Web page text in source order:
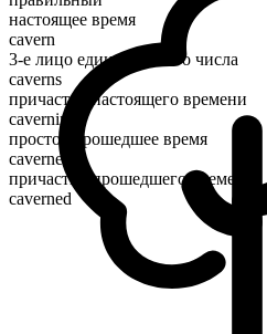
настоящее время
cavern
3-е лицо единственного числа
caverns
причастие настоящего времени
caverning
простое прошедшее время
caverned
причастие прошедшего времени
caverned